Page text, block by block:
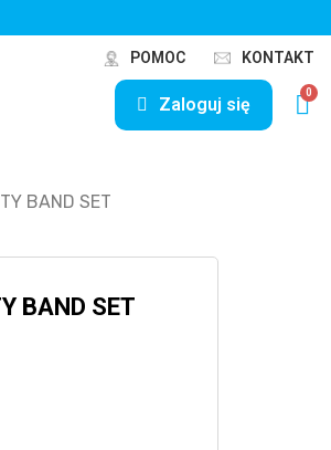
POMOC KONTAKT
Zaloguj się
BAND SET
BAND SET